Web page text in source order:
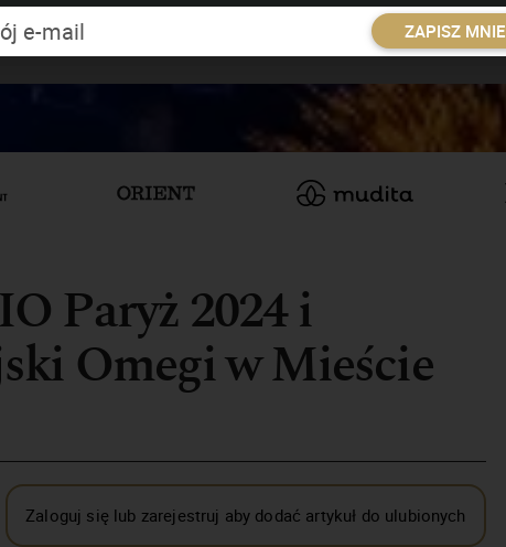
Paryż 2024 i
Omegi w Mieście
Zaloguj się lub zarejestruj aby dodać artykuł do ulubionych
ZAPISZ MNIE